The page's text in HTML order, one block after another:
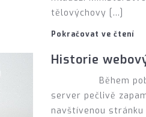
tělovýchovy […]
Pokračovat ve čtení
Historie
Během
server pečlivě
navštívenou stránku